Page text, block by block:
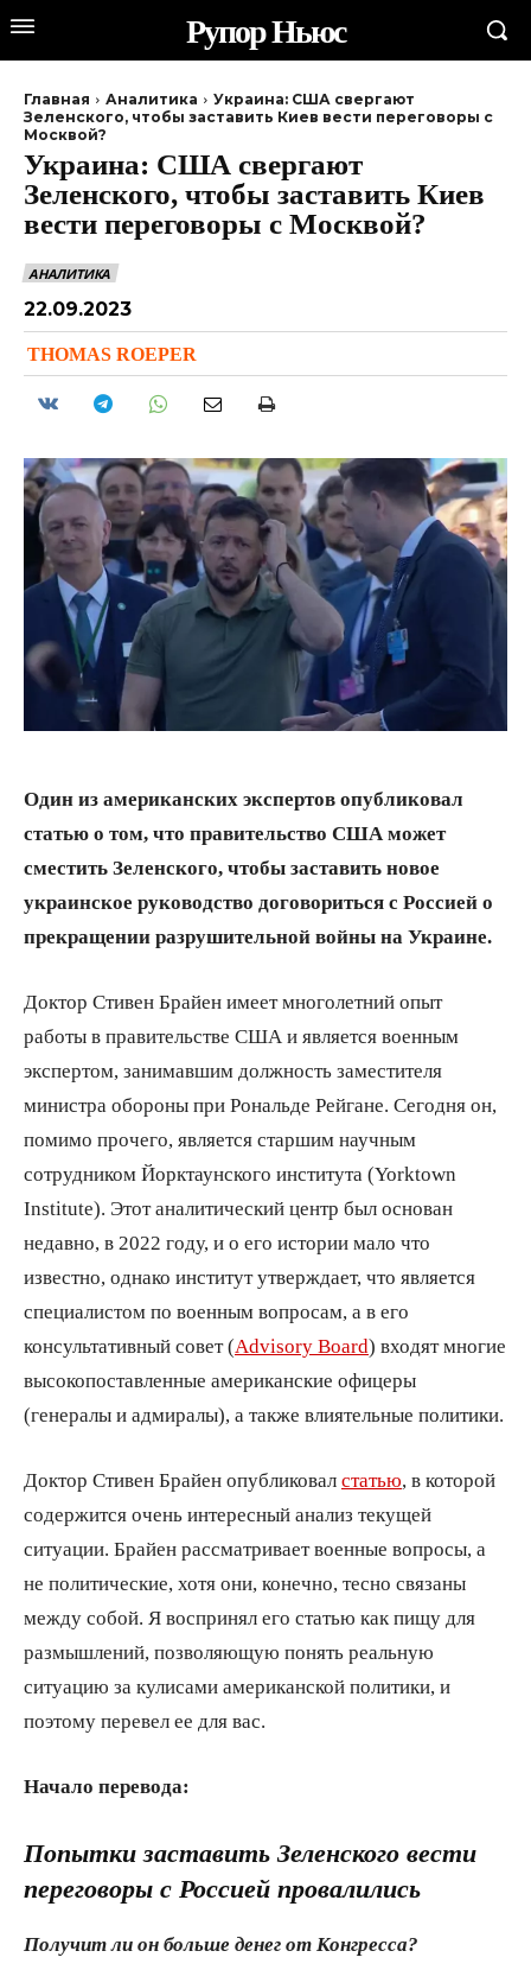
Рупор Ньюс
Главная Аналитика
Украина: США свергают
Зеленского, чтобы заставить Киев вести переговоры с
Москвой?
Украина: США свергают
Зеленского, чтобы заставить Киев
вести переговоры с Москвой?
АНАЛИТИКА
22.09.2023
THOMAS ROEPER
Один из американских экспертов опубликовал
статью о том, что правительство США может
сместить Зеленского, чтобы заставить новое
украинское руководство договориться с Россией о
прекращении разрушительной войны на Украине.
Доктор Стивен Брайен имеет многолетний опыт
работы в правительстве США и является военным
экспертом, занимавшим должность заместителя
министра обороны при Рональде Рейгане. Сегодня он,
помимо прочего, является старшим научным
сотрудником Йорктаунского института (Yorktown
Institute). Этот аналитический центр был основан
недавно, в 2022 году, и о его истории мало что
известно, однако институт утверждает, что является
специалистом по военным вопросам, а в его
консультативный совет (Advisory Board) входят многие
высокопоставленные американские офицеры
(генералы и адмиралы), а также влиятельные политики.
Доктор Стивен Брайен опубликовал статью , в которой
содержится очень интересный анализ текущей
ситуации. Брайен рассматривает военные вопросы, а
не политические, хотя они, конечно, тесно связаны
между собой. Я воспринял его статью как пищу для
размышлений, позволяющую понять реальную
ситуацию за кулисами американской политики, и
поэтому перевел ее для вас.
Начало перевода:
Попытки заставить Зеленского вести
переговоры с Россией провалились
Получит ли он больше денег от Конгресса?